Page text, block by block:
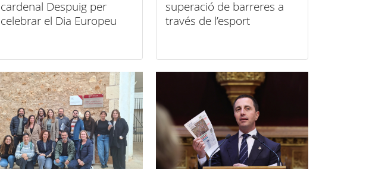
cardenal Despuig per
celebrar el Dia Europeu
superació de barreres a
través de l’esport